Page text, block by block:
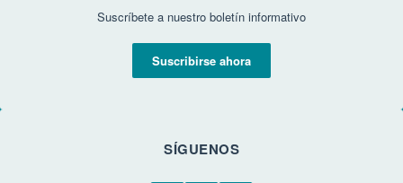
Suscríbete a nuestro boletín informativo
Suscribirse ahora
SÍGUENOS